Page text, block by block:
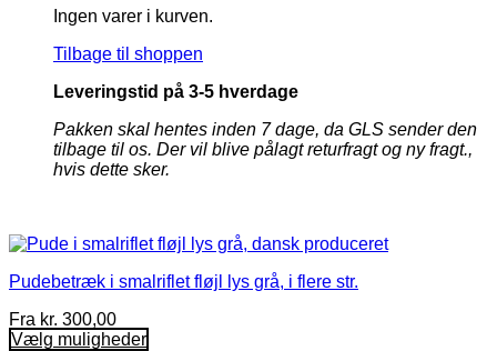
Ingen varer i kurven.
Tilbage til shoppen
Leveringstid på 3-5 hverdage
Pakken skal hentes inden 7 dage, da GLS sender den
tilbage til os. Der vil blive pålagt returfragt og ny fragt.,
hvis dette sker.
Pudebetræk i smalriflet fløjl lys grå, i flere str.
Fra kr. 300,00
Vælg muligheder